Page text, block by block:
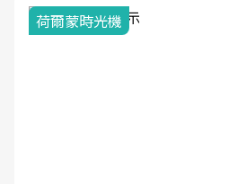
荷爾蒙時光機